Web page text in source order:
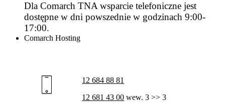
Dla Comarch TNA wsparcie telefoniczne jest
dostępne w dni powszednie w godzinach 9:00-
17:00.
Comarch Hosting
12 684 88 81
12 681 43 00 wew. 3 >> 3